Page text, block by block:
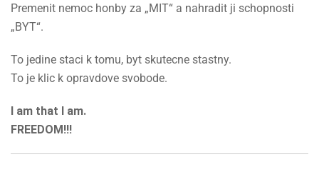
Premenit nemoc honby za „MIT“ a nahradit ji schopnosti
„BYT“.
To jedine staci k tomu, byt skutecne stastny.
To je klic k opravdove svobode.
I am that I am.
FREEDOM!!!